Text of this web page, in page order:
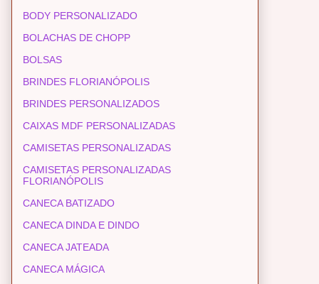
BODY PERSONALIZADO
BOLACHAS DE CHOPP
BOLSAS
BRINDES FLORIANÓPOLIS
BRINDES PERSONALIZADOS
CAIXAS MDF PERSONALIZADAS
CAMISETAS PERSONALIZADAS
CAMISETAS PERSONALIZADAS
FLORIANÓPOLIS
CANECA BATIZADO
CANECA DINDA E DINDO
CANECA JATEADA
CANECA MÁGICA